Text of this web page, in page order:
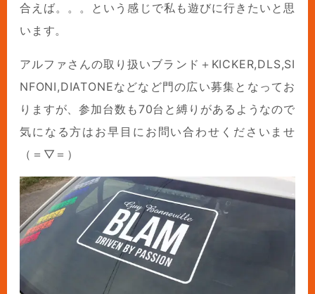
合えば。。。という感じで私も遊びに行きたいと思
います。
アルファさんの取り扱いブランド＋KICKER,DLS,SI
NFONI,DIATONEなどなど門の広い募集となってお
りますが、参加台数も70台と縛りがあるようなので
気になる方はお早目にお問い合わせくださいませ
（＝▽＝）